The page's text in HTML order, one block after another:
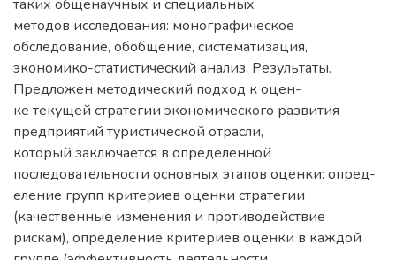
таких общенаучных и специальных
методов исследования: монографическое
обследование, обобщение, систематизация,
экономико-статистический анализ. Результаты.
Предложен методический подход к оцен-
ке текущей стратегии экономического развития
предприятий туристической отрасли,
который заключается в определенной
последовательности основных этапов оценки: опред-
еление групп критериев оценки стратегии
(качественные изменения и противодействие
рискам), определение критериев оценки в каждой